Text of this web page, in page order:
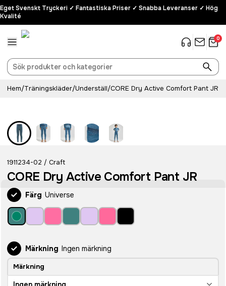
Eget Svenskt Tryckeri ✓ Fantastiska Priser ✓ Snabba Leveranser ✓ Hög
Kvalité
0
Hem/Träningskläder/Underställ/CORE Dry Active Comfort Pant JR
1911234-02 / Craft
CORE Dry Active Comfort Pant JR
Färg Universe
Märkning Ingen märkning
Märkning